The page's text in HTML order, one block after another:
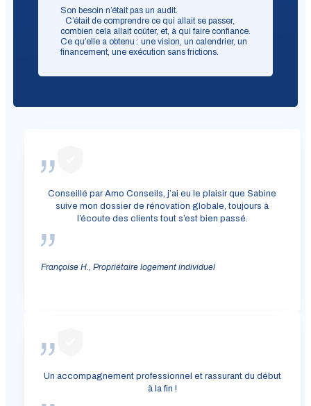
Son besoin n’était pas un audit.
C’était de comprendre ce qui allait se passer,
combien cela allait coûter, et, à qui faire confiance.
Ce qu’elle a obtenu : une vision, un calendrier, un
financement, une exécution sans frictions.
Conseillé par Amo Conseils, j’ai eu le plaisir que Sabine
suive mon dossier de rénovation globale, toujours à
l’écoute des clients tout s’est bien passé.
Françoise H., Propriétaire logement individuel
Un accompagnement professionnel et rassurant du début
à la fin !